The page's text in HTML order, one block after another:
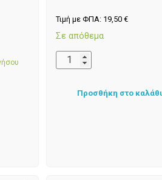
Τιμή με ΦΠΑ: 19,50€
Σε απόθεμα
Προσθήκη στο καλάθι